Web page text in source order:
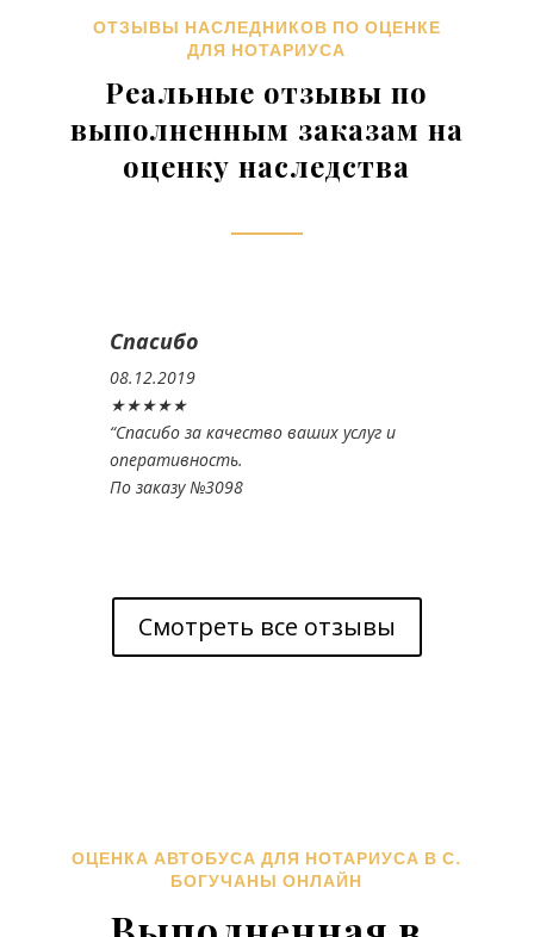
ОТЗЫВЫ НАСЛЕДНИКОВ ПО ОЦЕНКЕ
ДЛЯ НОТАРИУСА
Реальные отзывы по
выполненным заказам на
оценку наследства
Спасибо
08.12.2019
★★★★★
“Спасибо за качество ваших услуг и
оперативность.
По заказу №3098
Смотреть все отзывы
ОЦЕНКА АВТОБУСА ДЛЯ НОТАРИУСА В С.
БОГУЧАНЫ ОНЛАЙН